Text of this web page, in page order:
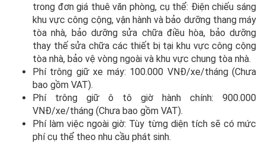
trong đơn giá thuê văn phòng, cụ thể: Điện chiếu sáng
khu vực công cộng, vận hành và bảo dưỡng thang máy
tòa nhà, bảo dưỡng sửa chữa điều hòa, bảo dưỡng
thay thế sửa chữa các thiết bị tại khu vực công cộng
tòa nhà, bảo vệ vòng ngoài và khu vực chung tòa nhà.
Phí trông giữ xe máy: 100.000 VNĐ/xe/tháng (Chưa
bao gồm VAT).
Phí trông giữ ô tô giờ hành chính: 900.000
VNĐ/xe/tháng (Chưa bao gồm VAT).
Phí làm việc ngoài giờ: Tùy từng diện tích sẽ có mức
phí cụ thể theo nhu cầu phát sinh.